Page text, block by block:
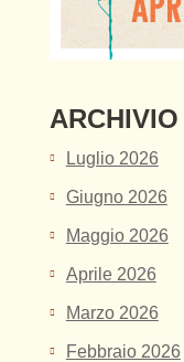
ARCHIVIO
Luglio 2026
Giugno 2026
Maggio 2026
Aprile 2026
Marzo 2026
Febbraio 2026